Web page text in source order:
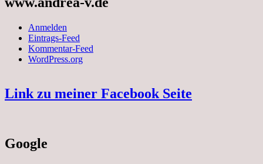
Anmelden
Eintrags-Feed
Kommentar-Feed
WordPress.org
Link zu meiner Facebook Seite
Google